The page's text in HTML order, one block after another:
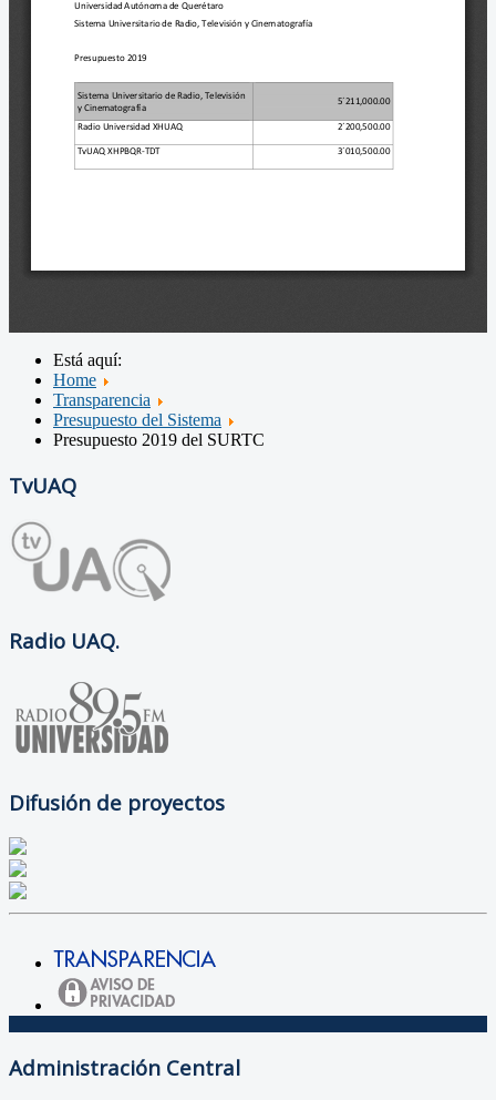
Está aquí:
Home
Transparencia
Presupuesto del Sistema
Presupuesto 2019 del SURTC
TvUAQ
Radio UAQ.
Difusión de proyectos
Administración Central